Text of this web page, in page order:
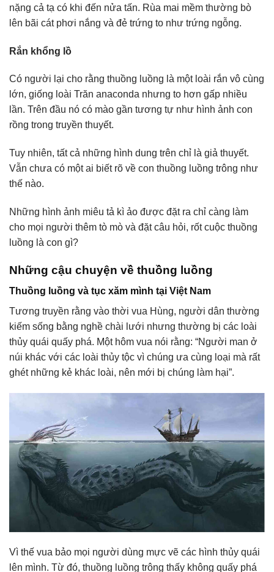
nặng cả tạ có khi đến nửa tấn. Rùa mai mềm thường bò
lên bãi cát phơi nắng và đẻ trứng to như trứng ngỗng.
Rắn khổng lồ
Có người lại cho rằng thuồng luồng là một loài rắn vô cùng
lớn, giống loài Trăn anaconda nhưng to hơn gấp nhiều
lần. Trên đầu nó có mào gần tương tự như hình ảnh con
rồng trong truyền thuyết.
Tuy nhiên, tất cả những hình dung trên chỉ là giả thuyết.
Vẫn chưa có một ai biết rõ về con thuồng luồng trông như
thế nào.
Những hình ảnh miêu tả kì ảo được đặt ra chỉ càng làm
cho mọi người thêm tò mò và đặt câu hỏi, rốt cuộc thuồng
luồng là con gì?
Những cậu chuyện về thuồng luồng
Thuồng luồng và tục xăm mình tại Việt Nam
Tương truyền rằng vào thời vua Hùng, người dân thường
kiếm sống bằng nghề chài lưới nhưng thường bị các loài
thủy quái quấy phá. Một hôm vua nói rằng: “Người man ở
núi khác với các loài thủy tộc vì chúng ưa cùng loại mà rất
ghét những kẻ khác loài, nên mới bị chúng làm hại”.
Vì thế vua bảo mọi người dùng mực vẽ các hình thủy quái
lên mình. Từ đó, thuồng luồng trông thấy không quấy phá